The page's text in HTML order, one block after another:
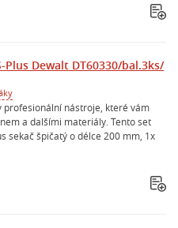
Plus Dewalt DT60330/bal.3ks/
profesionální nástroje, které vám
a dalšími materiály. Tento set
sekač špičatý o délce 200 mm, 1x